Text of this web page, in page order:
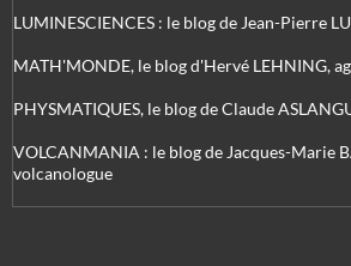
LUMINESCIENCES : le blog de Jean-Pierre
MATH'MONDE, le blog d'Hervé LEHNING,
PHYSMATIQUES, le blog de Claude
VOLCANMANIA : le blog de Jacques-Marie
volcanologue